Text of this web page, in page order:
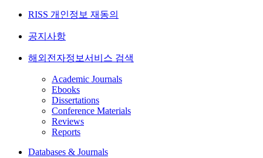
RISS 개인정보 재동의
공지사항
해외전자정보서비스 검색
Academic Journals
Ebooks
Dissertations
Conference Materials
Reviews
Reports
Databases & Journals